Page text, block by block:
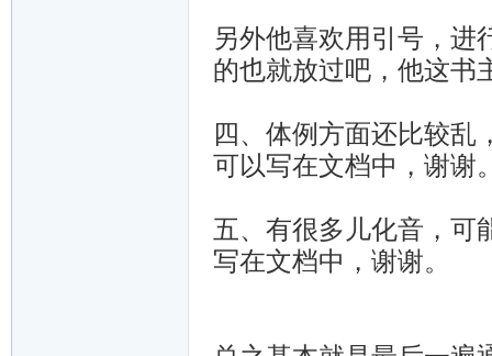
另外他喜欢用引号，进
的也就放过吧，他这书
四、体例方面还比较乱
可以写在文档中，谢谢
五、有很多儿化音，可
写在文档中，谢谢。